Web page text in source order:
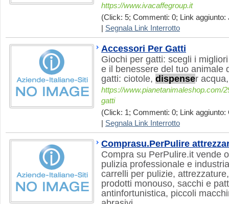
https://www.ivacaffegroup.it
(Click: 5; Commenti: 0; Link aggiunto:
Segnala Link Interrotto
Accessori Per Gatti
Giochi per gatti: scegli i
e il benessere del tuo animale
gatti: ciotole, dispenser
https://www.pianetanimaleshop.com/
gatti
(Click: 1; Commenti: 0; Link aggiunto:
Segnala Link Interrotto
Comprasu.PerPulire
Compra su PerPulire.it vende
pulizia professionale e
carrelli per pulizie,
prodotti monouso, sacchi e
antinfortunistica, piccoli